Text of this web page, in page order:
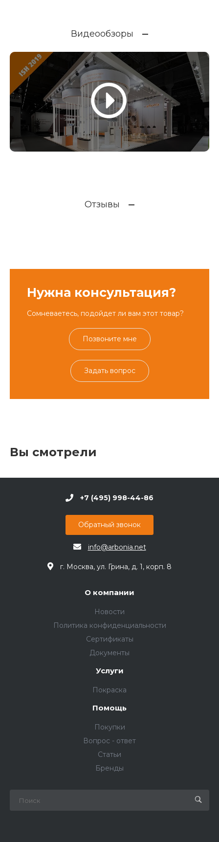
Видеообзоры
Отзывы
Нужна консультация?
Сомневаетесь, подойдет ли вам этот товар?
Позвоните мне
Задать вопрос
Вы смотрели
+7 (495) 998-44-86
Обратный звонок
info@arbonia.net
г. Москва, ул. Грина, д. 1, корп. 8
О компании
Новости
Политика конфиденциальности
Сертификаты
Документы
Услуги
Покраска
Помощь
Покупки
Вопрос - ответ
Статьи
Бренды